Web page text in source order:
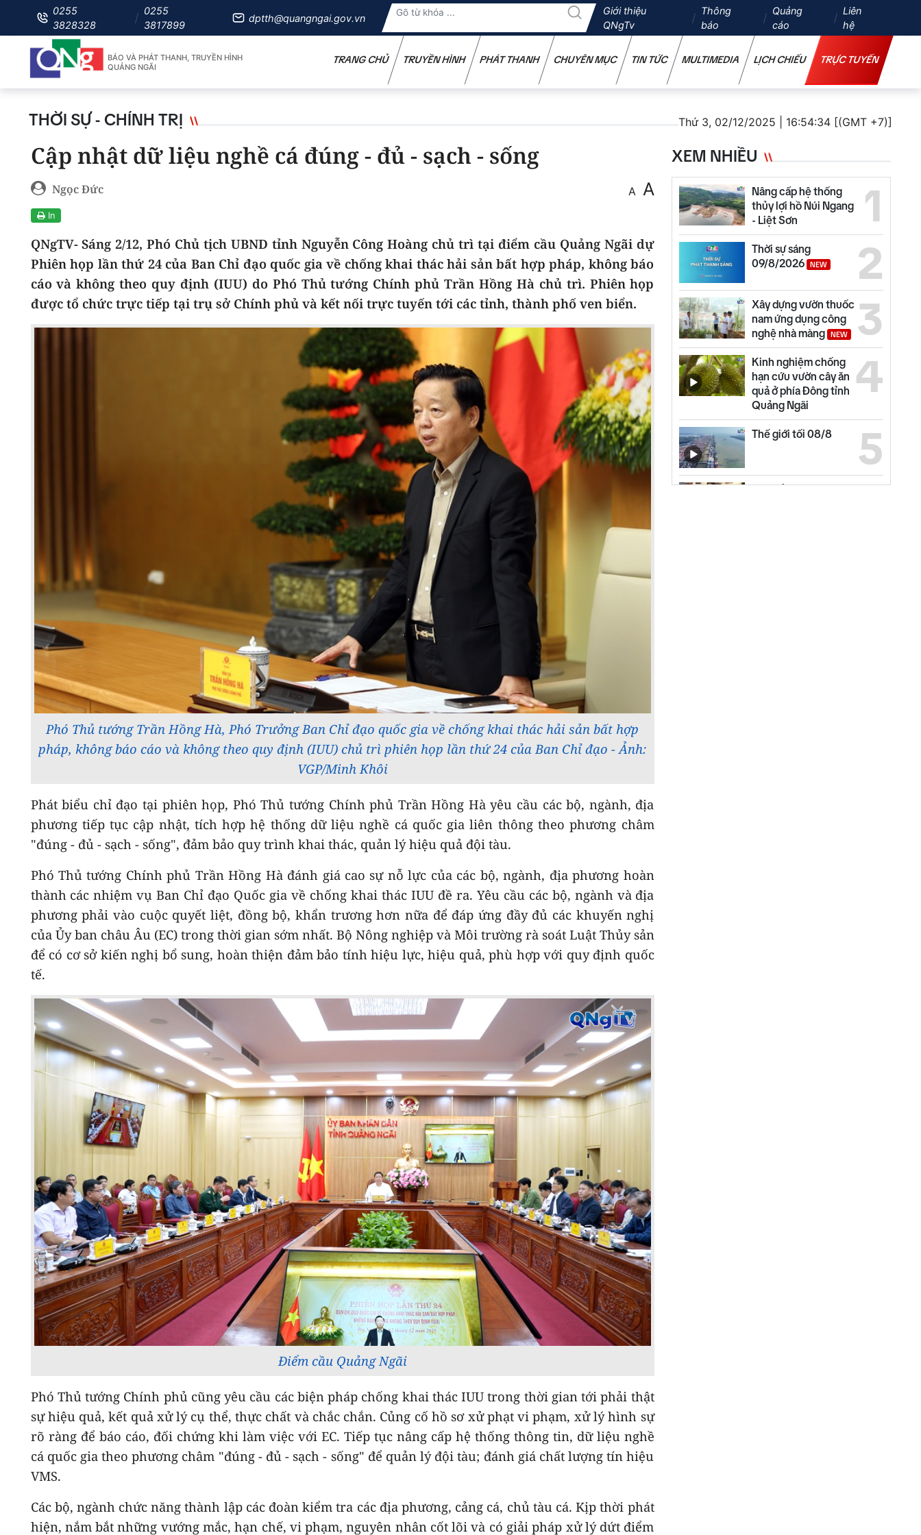
0255
3828328
0255
3817899
dptth@quangngai.gov.vn
Giới thiệu
QNgTv
Thông
báo
Quảng
cáo
Liên
hệ
BÁO VÀ PHÁT THANH, TRUYỀN HÌNH
QUẢNG NGÃI
TRANG CHỦ TRUYỀN HÌNH PHÁT THANH CHUYÊN MỤC TIN TỨC MULTIMEDIA LỊCH CHIẾU TRỰC TUYẾN
THỜI SỰ - CHÍNH TRỊ Thứ 3, 02/12/2025 | 16:54:34 [(GMT +7)]
Cập nhật dữ liệu nghề cá đúng - đủ - sạch - sống
Ngọc Đức A A
In
QNgTV- Sáng 2/12, Phó Chủ tịch UBND tỉnh Nguyễn Công Hoàng chủ trì tại điểm cầu Quảng Ngãi dự
Phiên họp lần thứ 24 của Ban Chỉ đạo quốc gia về chống khai thác hải sản bất hợp pháp, không báo
cáo và không theo quy định (IUU) do Phó Thủ tướng Chính phủ Trần Hồng Hà chủ trì. Phiên họp
được tổ chức trực tiếp tại trụ sở Chính phủ và kết nối trực tuyến tới các tỉnh, thành phố ven biển.
Phó Thủ tướng Trần Hồng Hà, Phó Trưởng Ban Chỉ đạo quốc gia về chống khai thác hải sản bất hợp
pháp, không báo cáo và không theo quy định (IUU) chủ trì phiên họp lần thứ 24 của Ban Chỉ đạo - Ảnh:
VGP/Minh Khôi
Phát biểu chỉ đạo tại phiên họp, Phó Thủ tướng Chính phủ Trần Hồng Hà yêu cầu các bộ, ngành, địa
phương tiếp tục cập nhật, tích hợp hệ thống dữ liệu nghề cá quốc gia liên thông theo phương châm
"đúng - đủ - sạch - sống", đảm bảo quy trình khai thác, quản lý hiệu quả đội tàu.
Phó Thủ tướng Chính phủ Trần Hồng Hà đánh giá cao sự nỗ lực của các bộ, ngành, địa phương hoàn
thành các nhiệm vụ Ban Chỉ đạo Quốc gia về chống khai thác IUU đề ra. Yêu cầu các bộ, ngành và địa
phương phải vào cuộc quyết liệt, đồng bộ, khẩn trương hơn nữa để đáp ứng đầy đủ các khuyến nghị
của Ủy ban châu Âu (EC) trong thời gian sớm nhất. Bộ Nông nghiệp và Môi trường rà soát Luật Thủy sản
để có cơ sở kiến nghị bổ sung, hoàn thiện đảm bảo tính hiệu lực, hiệu quả, phù hợp với quy định quốc
tế.
Điểm cầu Quảng Ngãi
Phó Thủ tướng Chính phủ cũng yêu cầu các biện pháp chống khai thác IUU trong thời gian tới phải thật
sự hiệu quả, kết quả xử lý cụ thể, thực chất và chắc chắn. Củng cố hồ sơ xử phạt vi phạm, xử lý hình sự
rõ ràng để báo cáo, đối chứng khi làm việc với EC. Tiếp tục nâng cấp hệ thống thông tin, dữ liệu nghề
cá quốc gia theo phương châm "đúng - đủ - sạch - sống" để quản lý đội tàu; đánh giá chất lượng tín hiệu
VMS.
Các bộ, ngành chức năng thành lập các đoàn kiểm tra các địa phương, cảng cá, chủ tàu cá. Kịp thời phát
hiện, nắm bắt những vướng mắc, hạn chế, vi phạm, nguyên nhân cốt lõi và có giải pháp xử lý dứt điểm
XEM NHIỀU
1
Nâng cấp hệ thống
thủy lợi hồ Núi Ngang
- Liệt Sơn
2
Thời sự sáng
09/8/2026
NEW
3
Xây dựng vườn thuốc
nam ứng dụng công
nghệ nhà màng
NEW
4
Kinh nghiệm chống
hạn cứu vườn cây ăn
quả ở phía Đông tỉnh
Quảng Ngãi
5
Thế giới tối 08/8
Đại biểu Đinh Thị